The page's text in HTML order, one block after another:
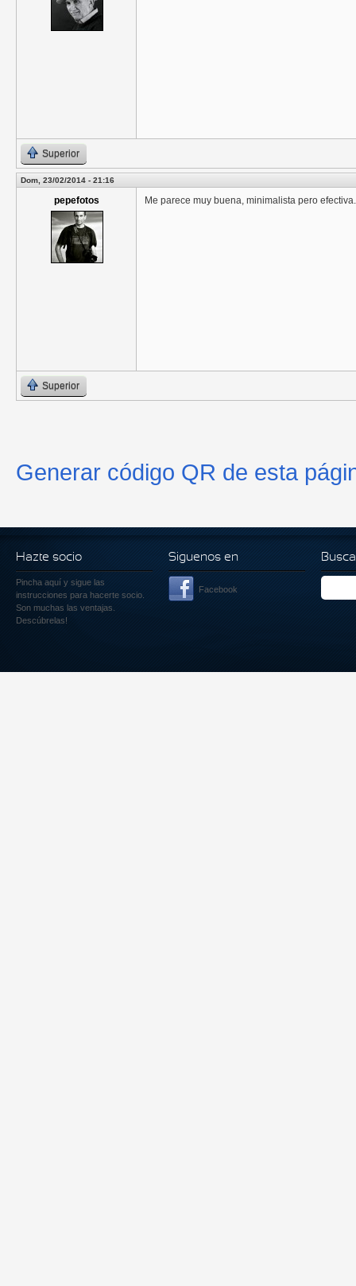
Superior
Dom, 23/02/2014 - 21:16
pepefotos Me parece muy buena, minimalista pero
Superior
Generar código QR de esta
Hazte socio
Pincha aquí y sigue las
instrucciones para hacerte socio.
Son muchas las ventajas.
Descúbrelas!
Siguenos en
Facebook